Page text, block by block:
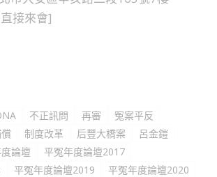
接來會]
不正訊問 再審
冤案平反
制度改革 后豐大橋案
呂金鎧
論壇
平冤年度論壇2017
平冤年度論壇2019
平冤年度論壇2020